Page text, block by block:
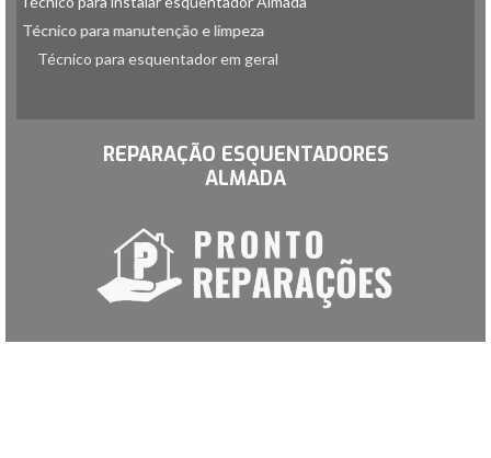
Técnico para manutenção e limpeza
Técnico para esquentador em geral
REPARAÇÃO ESQUENTADORES
ALMADA